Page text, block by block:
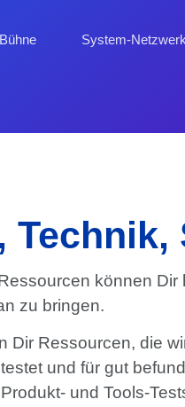
System-
Technik,
können Dir
zu bringen.
Dir Ressourcen, die
und für gut
und Tools-